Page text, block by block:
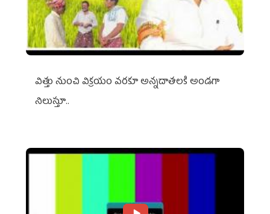
విత్తు నుంచి విక్రయం వరకూ అన్నదాతలకి అండగా
నిలుస్తూ..